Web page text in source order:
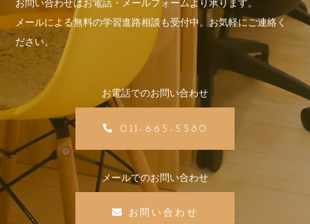
お問い合わせはお電話・メールフォームより承ります。
メールによる無料の学習進路相談も受付中。お気軽にご連絡く
ださい。
お電話でのお問い合わせ
011-665-5580
メールでのお問い合わせ
お問い合わせ